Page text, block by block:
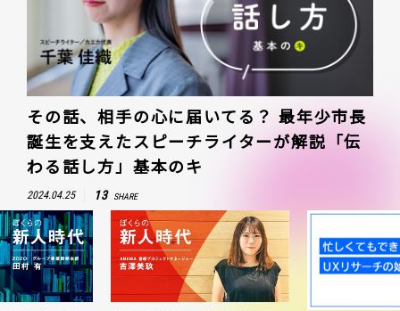
その話、相手の心に届いてる？ 最年少市長
誕生を支えたスピーチライターが解説「伝
わる話し方」基本のキ
2024.04.25 13 SHARE